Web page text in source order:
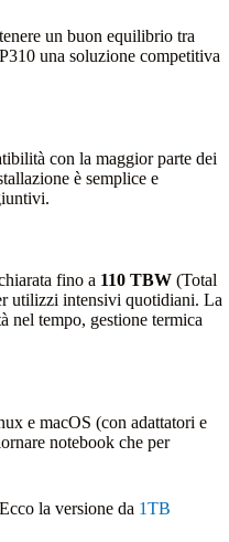
un buon equilibrio tra
una soluzione competitiva
con la maggior parte dei
è semplice e
fino a 110 TBW (Total
utilizzi intensivi quotidiani. La
nel tempo, gestione termica
e macOS (con adattatori e
notebook che per
la versione da 1TB